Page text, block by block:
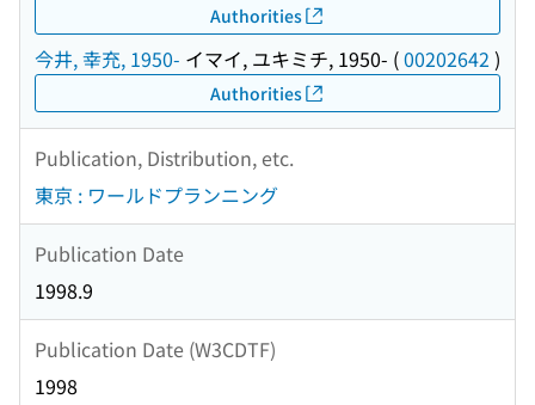
Authorities
今井, 幸充, 1950- イマイ, ユキミチ, 1950- (00202642 )
Authorities
Publication, Distribution, etc.
東京 : ワールドプランニング
Publication Date
1998.9
Publication Date (W3CDTF)
1998